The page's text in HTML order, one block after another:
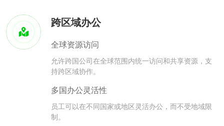
跨区域办公
全球资源访问
允许跨国公司在全球范围内统一访问和共享资源，支
持跨区域协作。
多国办公灵活性
员工可以在不同国家或地区灵活办公，而不受地域限
制。